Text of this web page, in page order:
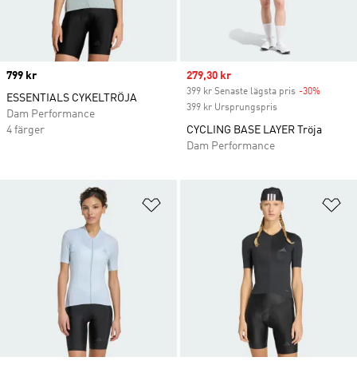
Price
799 kr
ESSENTIALS CYKELTRÖJA
Dam Performance
4 färger
Sale price
279,30 kr
399 kr Senaste lägsta pris -30%
399 kr Ursprungspris
CYCLING BASE LAYER Tröja
Dam Performance
Lägg till på önskelistan